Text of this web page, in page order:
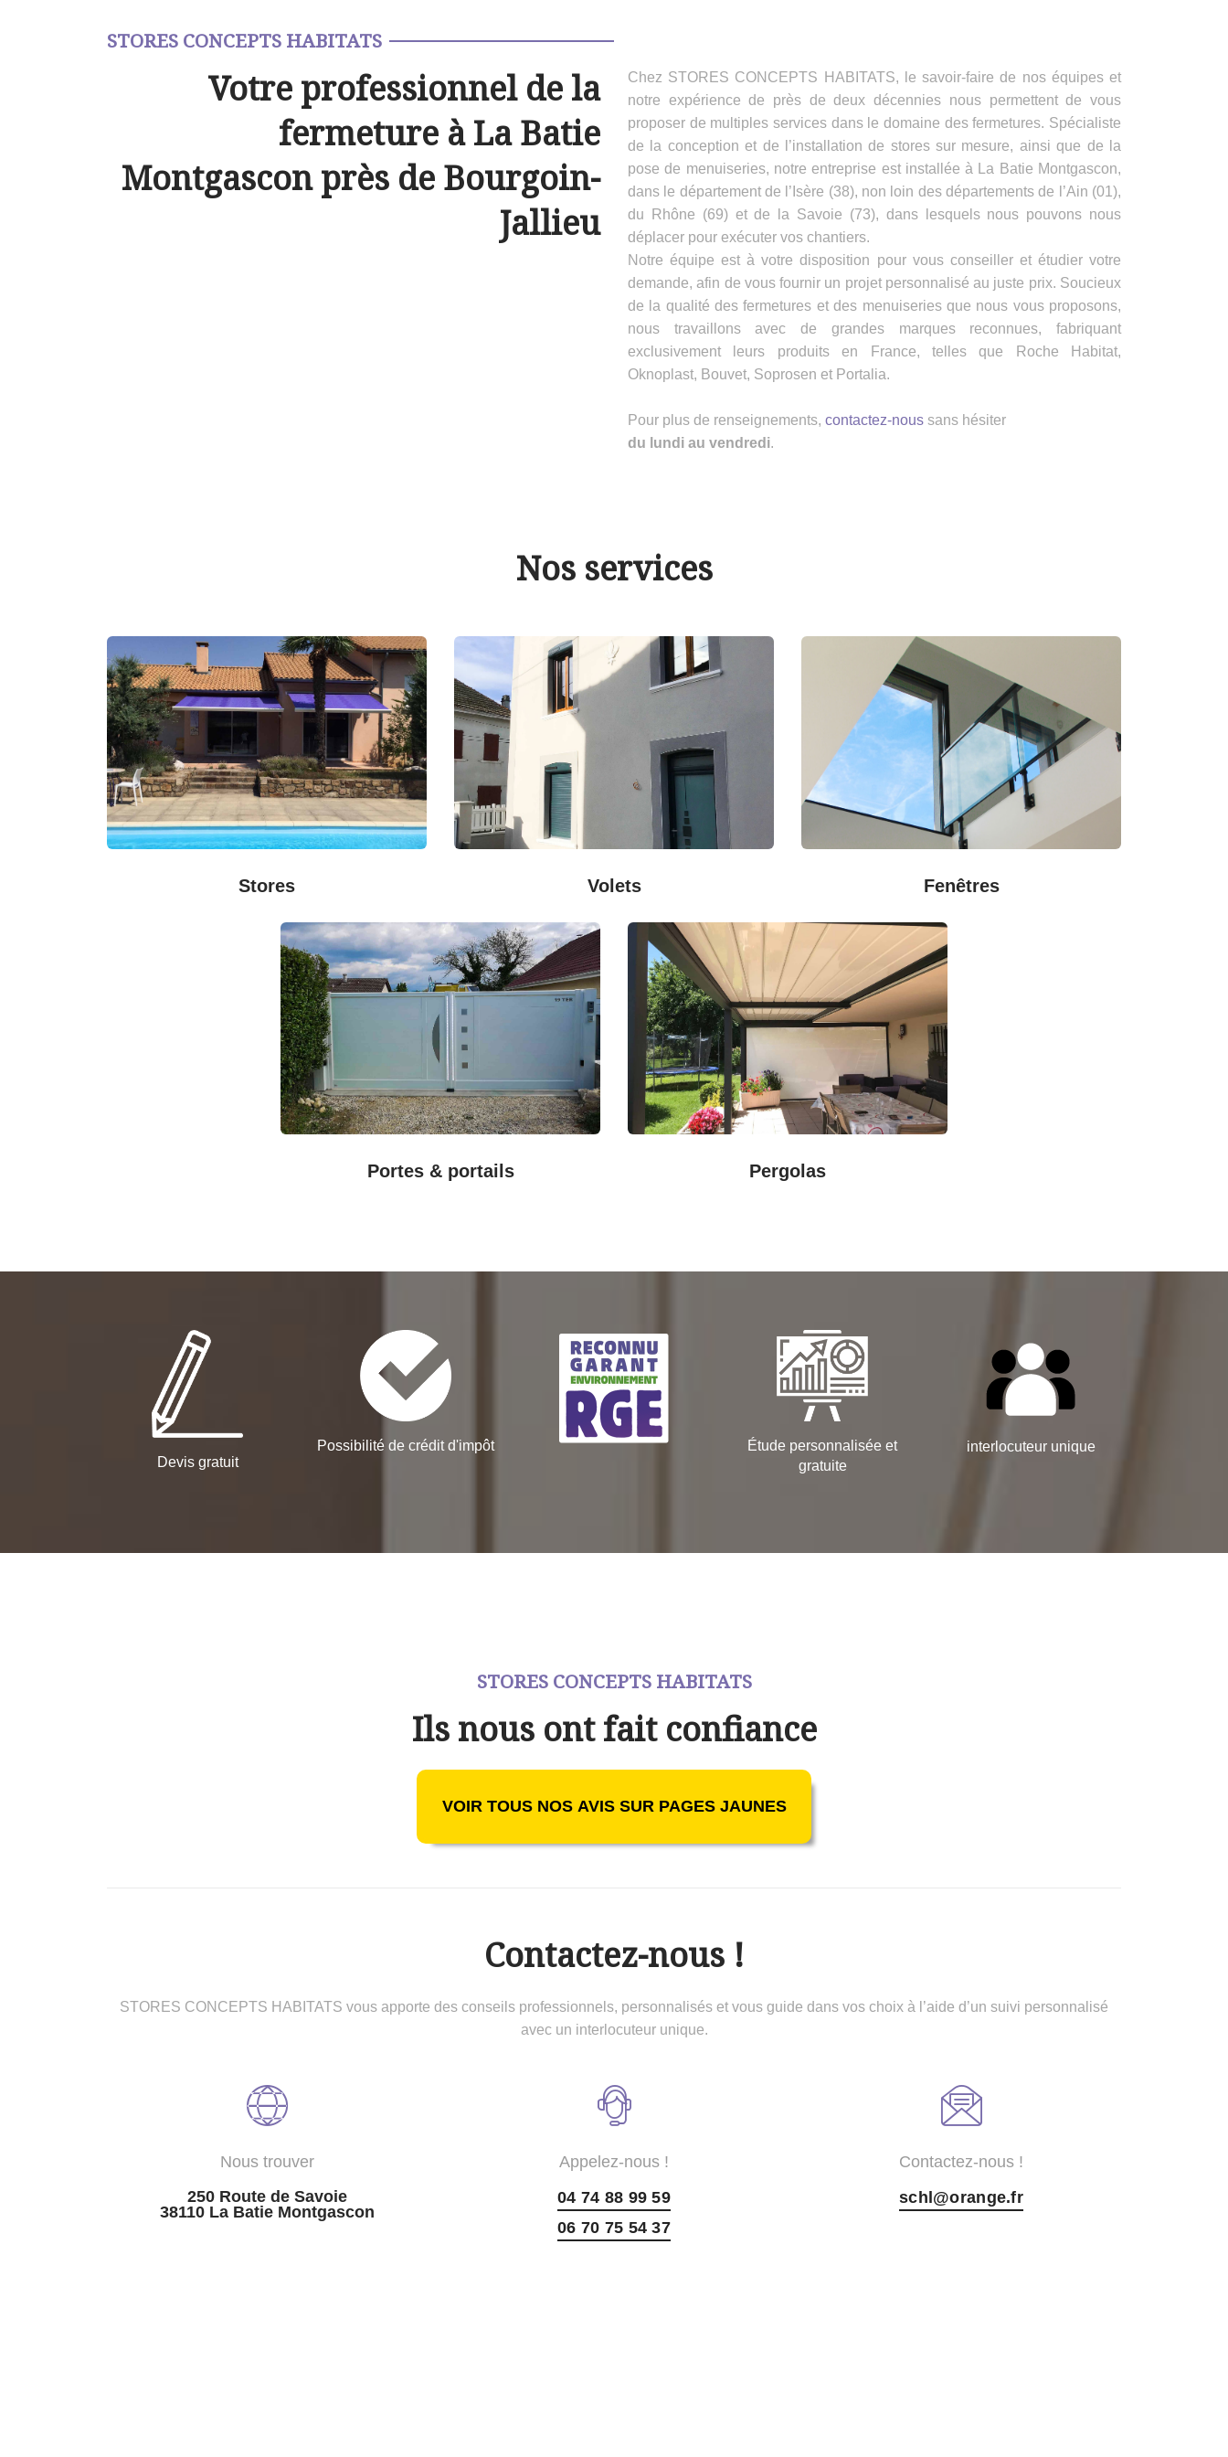
STORES CONCEPTS HABITATS
Votre professionnel de la
fermeture à La Batie
Montgascon près de Bourgoin-
Jallieu
Chez STORES CONCEPTS HABITATS, le savoir-faire de nos équipes et
notre expérience de près de deux décennies nous permettent de vous
proposer de multiples services dans le domaine des fermetures. Spécialiste
de la conception et de l’installation de stores sur mesure, ainsi que de la
pose de menuiseries, notre entreprise est installée à La Batie Montgascon,
dans le département de l’Isère (38), non loin des départements de l’Ain (01),
du Rhône (69) et de la Savoie (73), dans lesquels nous pouvons nous
déplacer pour exécuter vos chantiers.
Notre équipe est à votre disposition pour vous conseiller et étudier votre
demande, afin de vous fournir un projet personnalisé au juste prix. Soucieux
de la qualité des fermetures et des menuiseries que nous vous proposons,
nous travaillons avec de grandes marques reconnues, fabriquant
exclusivement leurs produits en France, telles que Roche Habitat,
Oknoplast, Bouvet, Soprosen et Portalia.
Pour plus de renseignements, contactez-nous sans hésiter
du lundi au vendredi.
Nos services
Stores Volets Fenêtres
Portes & portails Pergolas
Devis gratuit
Possibilité de crédit d'impôt
Étude personnalisée et
gratuite
interlocuteur unique
STORES CONCEPTS HABITATS
Ils nous ont fait confiance
VOIR TOUS NOS AVIS SUR PAGES JAUNES
Contactez-nous !
STORES CONCEPTS HABITATS vous apporte des conseils professionnels, personnalisés et vous guide dans vos choix à l’aide d’un suivi personnalisé
avec un interlocuteur unique.
Nous trouver
250 Route de Savoie
38110 La Batie Montgascon
Appelez-nous !
04 74 88 99 59
06 70 75 54 37
Contactez-nous !
schl@orange.fr